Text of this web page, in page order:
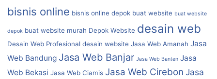
bisnis online bisnis online depok buat website buat website
depok buat website murah Depok Website desain web
Desain Web Profesional desain website Jasa Web Amanah Jasa
Web Bandung Jasa Web Banjar Jasa Web Banten Jasa
Web Bekasi Jasa Web Ciamis Jasa Web Cirebon Jasa